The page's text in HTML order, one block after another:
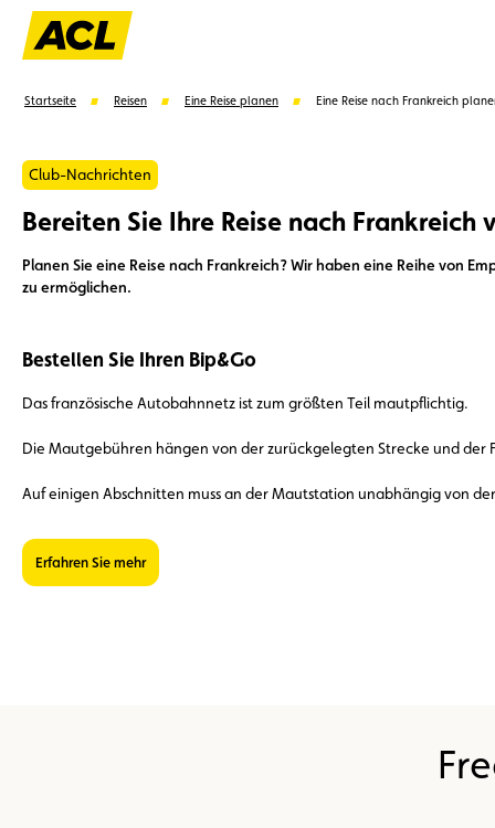
Mitglied
Startseite Reisen Eine Reise planen Eine Reise nach Frankreich
Club-Nachrichten
Bereiten Sie Ihre Reise nach Frankreich
Planen Sie eine Reise nach Frankreich? Wir haben eine Reihe von
zu ermöglichen.
Bestellen Sie Ihren Bip&Go
Das französische Autobahnnetz ist zum größten Teil mautpflichtig.
Die Mautgebühren hängen von der zurückgelegten Strecke und der
Auf einigen Abschnitten muss an der Mautstation unabhängig von
Erfahren Sie mehr